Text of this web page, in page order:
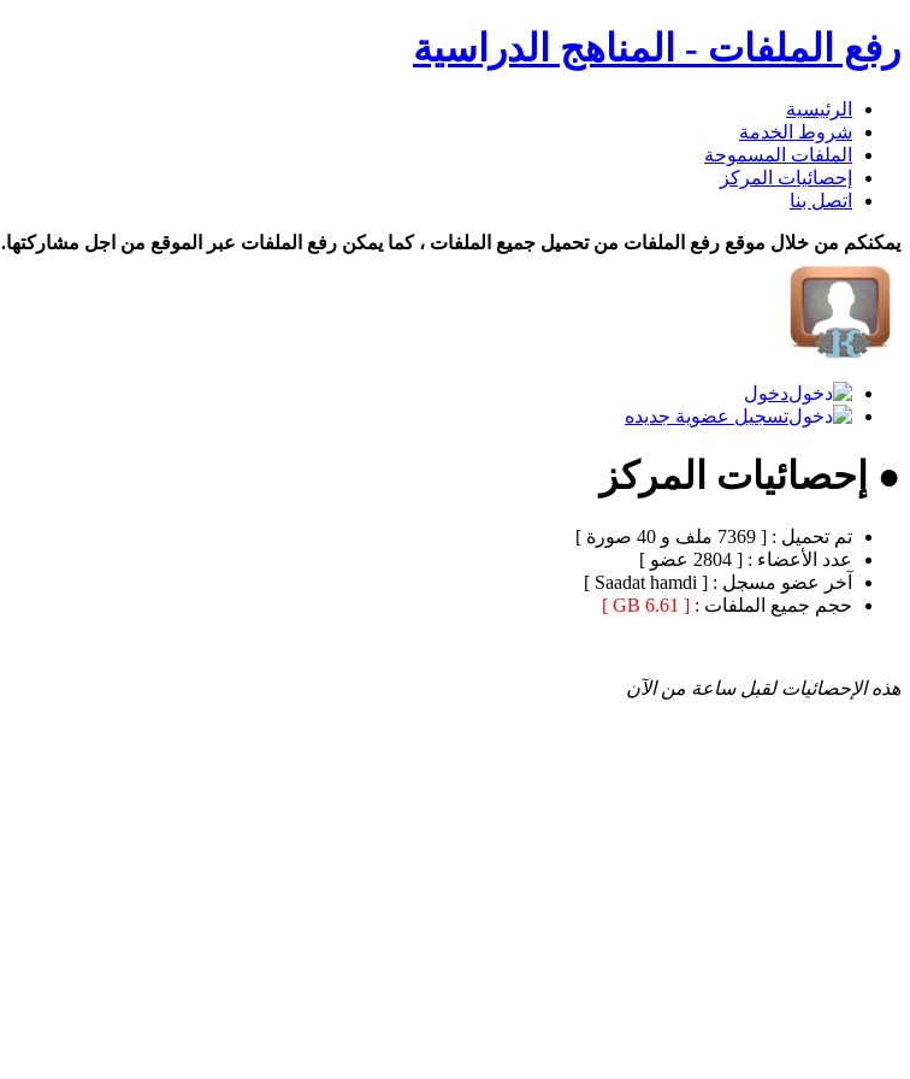
رفع الملفات - المناهج الدراسية
الرئيسية
شروط الخدمة
الملفات المسموحة
إحصائيات المركز
اتصل بنا
يمكنكم من خلال موقع رفع الملفات من تحميل جميع الملفات ، كما يمكن رفع الملفات عبر الموقع من اجل مشاركتها.
دخول
تسجيل عضوية جديده
● إحصائيات المركز
تم تحميل : [ 7369 ملف و 40 صورة ]
عدد الأعضاء : [ 2804 عضو ]
آخر عضو مسجل : [ Saadat hamdi ]
حجم جميع الملفات : [ 6.61 GB ]
هذه الإحصائيات لقبل ساعة من الآن